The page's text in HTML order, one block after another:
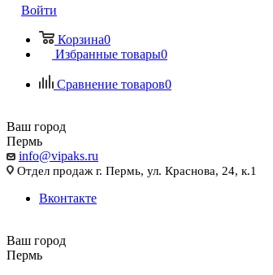
Войти
Корзина0
Избранные товары0
Сравнение товаров0
Ваш город
Пермь
info@vipaks.ru
Отдел продаж г. Пермь, ул. Краснова, 24, к.1
Вконтакте
Ваш город
Пермь